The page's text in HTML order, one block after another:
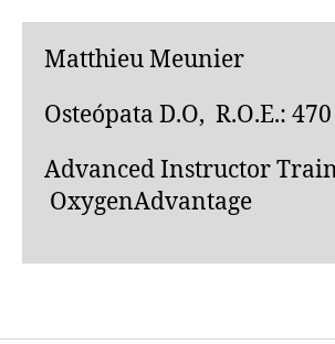
Matthieu Meunier
Osteópata D.O, R.O.E.: 470
Advanced Instructor
OxygenAdvantage